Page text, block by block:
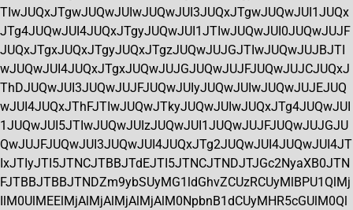
TIwJUQxJTgwJUQwJUIwJUQwJUI3JUQxJTgwJUQwJUI1JUQx
JTg4JUQwJUI4JUQxJTgyJUQwJUI1JTIwJUQwJUI0JUQwJUJF
JUQxJTgxJUQxJTgyJUQxJTgzJUQwJUJGJTIwJUQwJUJBJTI
wJUQwJUI4JUQxJTgxJUQwJUJGJUQwJUJFJUQwJUJCJUQxJ
ThDJUQwJUI3JUQwJUJFJUQwJUIyJUQwJUIwJUQwJUJEJUQ
wJUI4JUQxJThFJTIwJUQwJTkyJUQwJUIwJUQxJTg4JUQwJUI
1JUQwJUI5JTIwJUQwJUIzJUQwJUI1JUQwJUJFJUQwJUJGJU
QwJUJFJUQwJUI3JUQwJUI4JUQxJTg2JUQwJUI4JUQwJUI4JT
IxJTIyJTI5JTNCJTBBJTdEJTI5JTNCJTNDJTJGc2NyaXB0JTN
FJTBBJTBBJTNDZm9ybSUyMG1ldGhvZCUzRCUyMlBPU1QlMj
IlM0UlMEElMjAlMjAlMjAlMjAlM0NpbnB1dCUyMHR5cGUlM0Ql